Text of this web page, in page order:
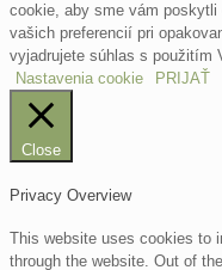
cookie, aby sme vám
vašich preferencií pri
vyjadrujete súhlas s použitím
Nastavenia cookie
PRIJAŤ
Close
Privacy Overview
This website uses cookies to
through the website. Out of